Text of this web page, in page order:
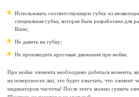
Использовать соответствующую губку из
специальная губка, которая была разработана для
Rinse;
Не давить на губку;
Не производить круговые движения при мойке.
При мойке элемента необходимо добиться момента,
на поверхности лкп, это будет означать, что элемент
индикатором чистоты! После этого можно сушить